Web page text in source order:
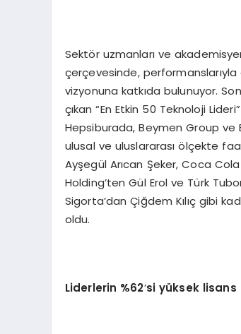
Sektör uzmanları ve
çerçevesinde,
vizyonuna katkıda bulunuyor.
çıkan “En Etkin 50 Teknoloji
Hepsiburada, Beymen Group ve
ulusal ve uluslararası ölçekte
Ayşegül Arıcan Şeker, Coca
Holding’ten Gül Erol ve Türk
Sigorta’dan Çiğdem Kılıç gibi
oldu.
Liderlerin %62’si yüksek lisans